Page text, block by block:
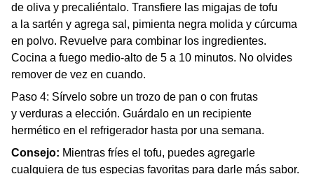
de oliva y precaliéntalo. Transfiere las migajas de tofu
a la sartén y agrega sal, pimienta negra molida y cúrcuma
en polvo. Revuelve para combinar los ingredientes.
Cocina a fuego medio-alto de 5 a 10 minutos. No olvides
remover de vez en cuando.
Paso 4: Sírvelo sobre un trozo de pan o con frutas
y verduras a elección. Guárdalo en un recipiente
hermético en el refrigerador hasta por una semana.
Consejo: Mientras fríes el tofu, puedes agregarle
cualquiera de tus especias favoritas para darle más sabor.